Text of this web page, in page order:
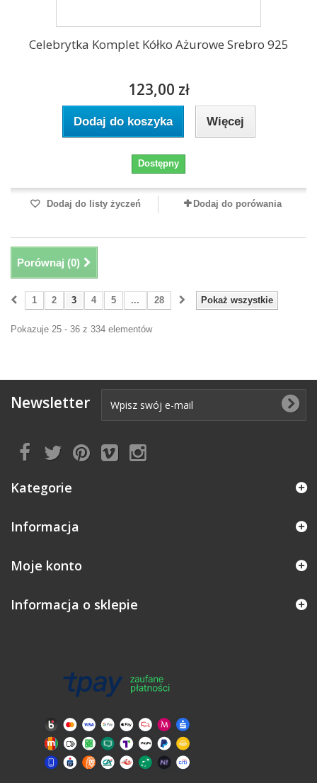
Celebrytka Komplet Kółko Ażurowe Srebro 925
123,00 zł
Dodaj do koszyka Więcej
Dostępny
Dodaj do listy życzeń Dodaj do porówania
Porównaj (0)
Pokaż wszystkie
1 2 3 4 5 ... 28
Pokazuje 25 - 36 z 334 elementów
Newsletter
Kategorie
Informacja
Moje konto
Informacja o sklepie